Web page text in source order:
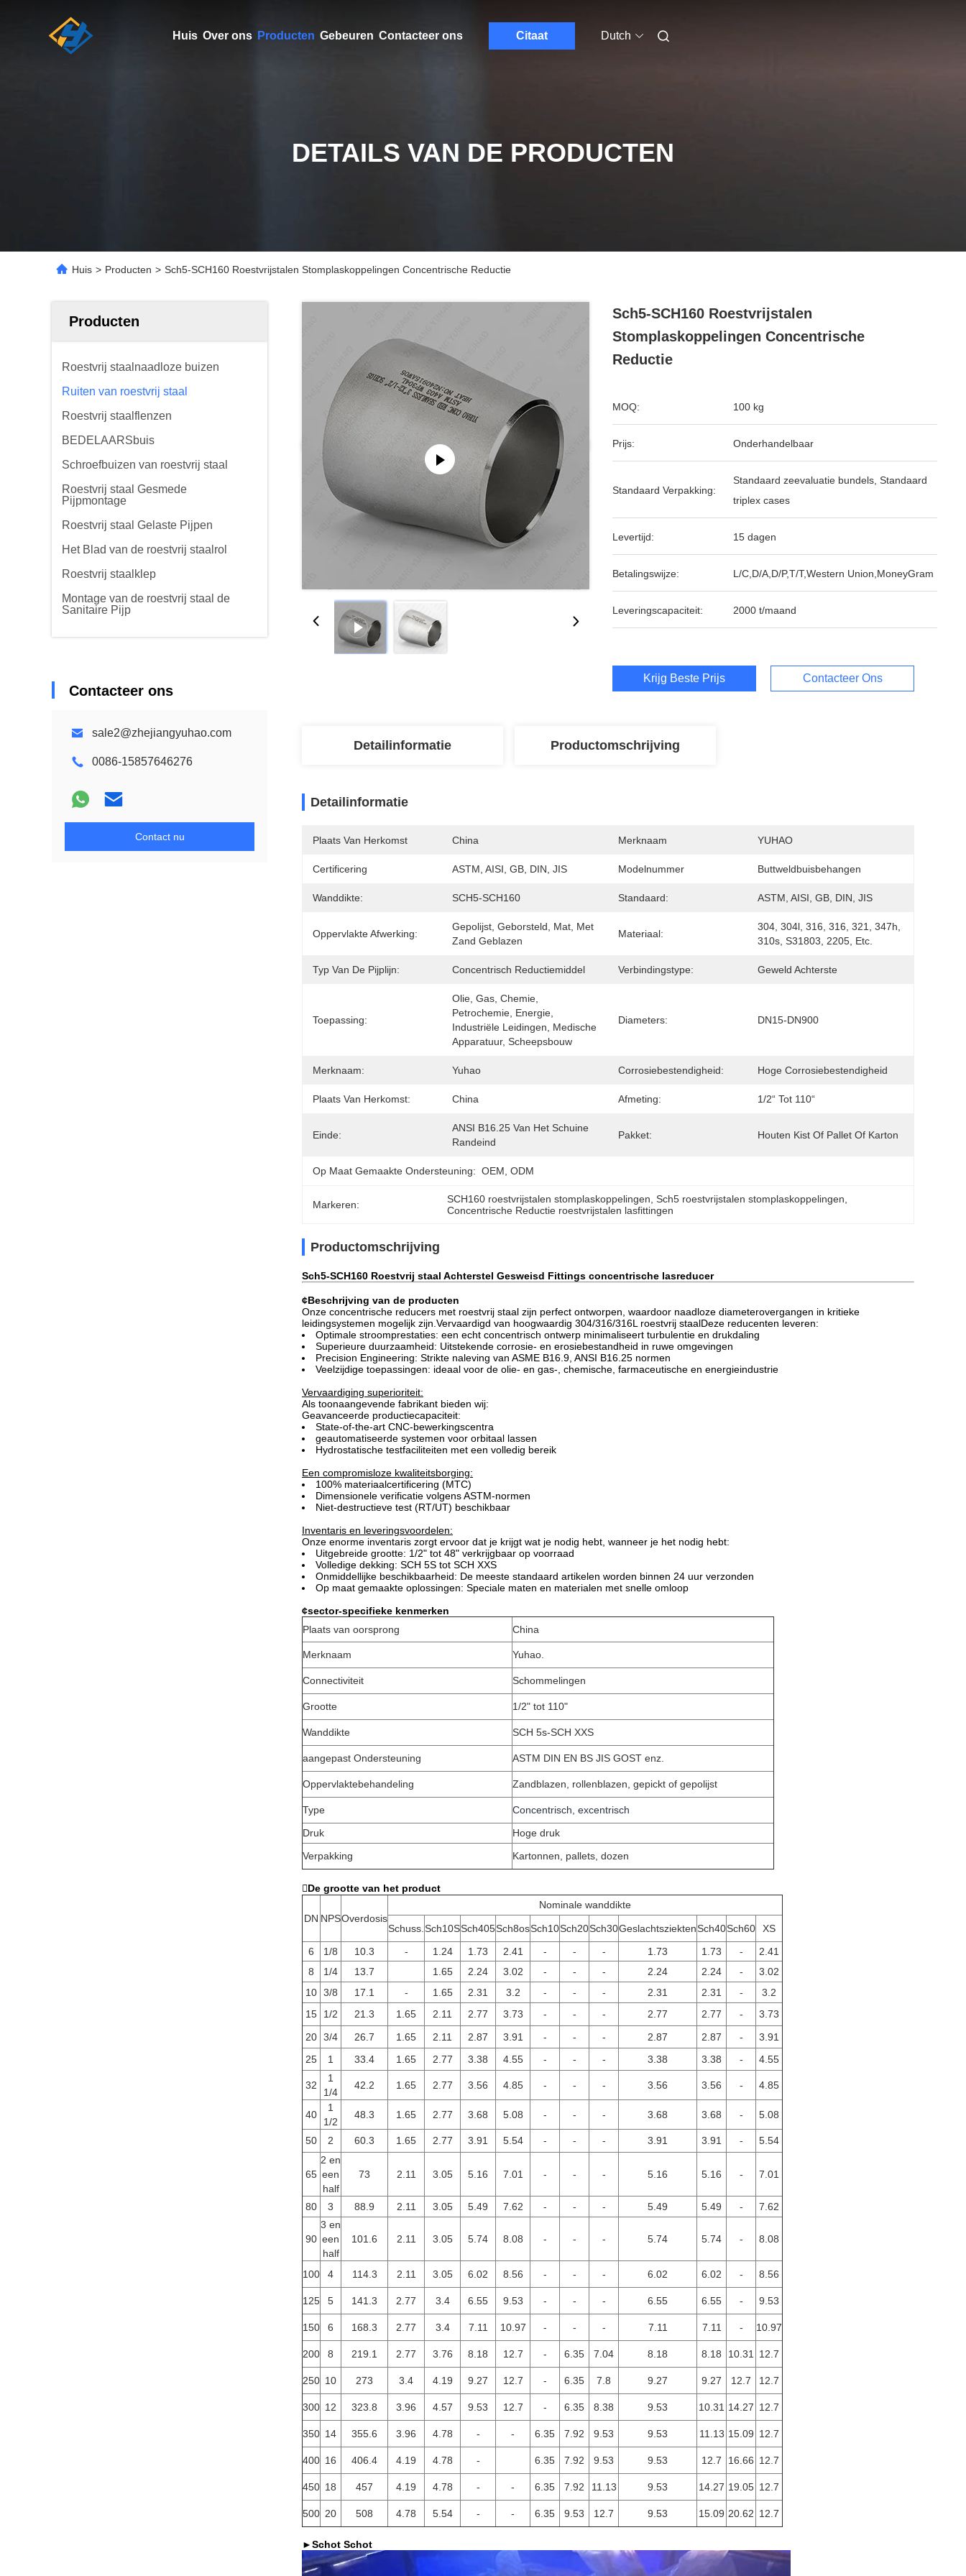
Huis Over ons Producten Gebeuren Contacteer ons Citaat Dutch
DETAILS VAN DE PRODUCTEN
Huis > Producten > Sch5-SCH160 Roestvrijstalen Stomplaskoppelingen Concentrische Reductie
Producten
Roestvrij staalnaadloze buizen
Ruiten van roestvrij staal
Roestvrij staalflenzen
BEDELAARSbuis
Schroefbuizen van roestvrij staal
Roestvrij staal Gesmede
Pijpmontage
Roestvrij staal Gelaste Pijpen
Het Blad van de roestvrij staalrol
Roestvrij staalklep
Montage van de roestvrij staal de
Sanitaire Pijp
Contacteer ons
sale2@zhejiangyuhao.com
0086-15857646276
Contact nu
Sch5-SCH160 Roestvrijstalen
Stomplaskoppelingen Concentrische
Reductie
MOQ: 100 kg
Prijs: Onderhandelbaar
Standaard Verpakking:
Standaard zeevaluatie bundels, Standaard
triplex cases
Levertijd: 15 dagen
Betalingswijze: L/C,D/A,D/P,T/T,Western Union,MoneyGram
Leveringscapaciteit: 2000 t/maand
Krijg Beste Prijs Contacteer Ons
Detailinformatie Productomschrijving
Detailinformatie
Plaats Van Herkomst China Merknaam YUHAO
Certificering ASTM, AISI, GB, DIN, JIS Modelnummer Buttweldbuisbehangen
Wanddikte: SCH5-SCH160 Standaard: ASTM, AISI, GB, DIN, JIS
Oppervlakte Afwerking:
Gepolijst, Geborsteld, Mat, Met
Zand Geblazen
Materiaal:
304, 304l, 316, 316, 321, 347h,
310s, S31803, 2205, Etc.
Typ Van De Pijplijn: Concentrisch Reductiemiddel Verbindingstype: Geweld Achterste
Toepassing:
Olie, Gas, Chemie,
Petrochemie, Energie,
Industriële Leidingen, Medische
Apparatuur, Scheepsbouw
Diameters: DN15-DN900
Merknaam: Yuhao Corrosiebestendigheid: Hoge Corrosiebestendigheid
Plaats Van Herkomst: China Afmeting: 1/2“ Tot 110“
Einde:
ANSI B16.25 Van Het Schuine
Randeind
Pakket: Houten Kist Of Pallet Of Karton
Op Maat Gemaakte Ondersteuning: OEM, ODM
Markeren: SCH160 roestvrijstalen stomplaskoppelingen , Sch5 roestvrijstalen stomplaskoppelingen
Concentrische Reductie roestvrijstalen lasfittingen
Productomschrijving
Sch5-SCH160 Roestvrij staal Achterstel Gesweisd Fittings concentrische lasreducer
¢Beschrijving van de producten
Onze concentrische reducers met roestvrij staal zijn perfect ontworpen, waardoor naadloze diameterovergangen in kritieke
leidingsystemen mogelijk zijn.Vervaardigd van hoogwaardig 304/316/316L roestvrij staalDeze reducenten leveren:
Optimale stroomprestaties: een echt concentrisch ontwerp minimaliseert turbulentie en drukdaling
Superieure duurzaamheid: Uitstekende corrosie- en erosiebestandheid in ruwe omgevingen
Precision Engineering: Strikte naleving van ASME B16.9, ANSI B16.25 normen
Veelzijdige toepassingen: ideaal voor de olie- en gas-, chemische, farmaceutische en energieindustrie
Vervaardiging superioriteit:
Als toonaangevende fabrikant bieden wij:
Geavanceerde productiecapaciteit:
State-of-the-art CNC-bewerkingscentra
geautomatiseerde systemen voor orbitaal lassen
Hydrostatische testfaciliteiten met een volledig bereik
Een compromisloze kwaliteitsborging:
100% materiaalcertificering (MTC)
Dimensionele verificatie volgens ASTM-normen
Niet-destructieve test (RT/UT) beschikbaar
Inventaris en leveringsvoordelen:
Onze enorme inventaris zorgt ervoor dat je krijgt wat je nodig hebt, wanneer je het nodig hebt:
Uitgebreide grootte: 1/2" tot 48" verkrijgbaar op voorraad
Volledige dekking: SCH 5S tot SCH XXS
Onmiddellijke beschikbaarheid: De meeste standaard artikelen worden binnen 24 uur verzonden
Op maat gemaakte oplossingen: Speciale maten en materialen met snelle omloop
¢sector-specifieke kenmerken
Plaats van oorsprong
China
Merknaam Yuhao.
Connectiviteit Schommelingen
Grootte 1/2" tot 110"
Wanddikte SCH 5s-SCH XXS
aangepast Ondersteuning ASTM DIN EN BS JIS GOST enz.
Oppervlaktebehandeling Zandblazen, rollenblazen, gepickt of gepolijst
Type
Concentrisch, excentrisch
Druk
Hoge druk
Verpakking
Kartonnen, pallets, dozen
De grootte van het product
DN NPSOverdosis
Nominale wanddikte
Schuss. Sch10SSch405Sch8osSch10Sch20Sch30GeslachtsziektenSch40Sch60
XS
6
1/8 10.3 - 1.24 1.73 2.41 - - - 1.73 1.73 -
2.41
8
1/4 13.7 1.65 2.24 3.02 - - - 2.24 2.24 -
3.02
10 3/8 17.1 - 1.65 2.31 3.2 - - - 2.31 2.31 -
3.2
15
1/2 21.3 1.65 2.11 2.77 3.73 - - - 2.77 2.77 -
3.73
20 3/4 26.7 1.65 2.11 2.87 3.91 - - - 2.87 2.87 -
3.91
25
1 33.4 1.65 2.77 3.38 4.55 - - - 3.38 3.38 - 4.55
32
1
1/4
42.2 1.65 2.77 3.56 4.85 - - - 3.56 3.56 - 4.85
40
1
1/2
48.3 1.65 2.77 3.68 5.08 - - - 3.68 3.68 - 5.08
50 2 60.3 1.65 2.77 3.91 5.54 - - - 3.91 3.91 - 5.54
65
2 en
een
half
73 2.11 3.05 5.16 7.01 - - - 5.16 5.16 - 7.01
80 3 88.9 2.11 3.05 5.49 7.62 - - - 5.49 5.49 - 7.62
90
3 en
een
half
101.6 2.11 3.05 5.74 8.08 - - - 5.74 5.74 - 8.08
100 4 114.3 2.11 3.05 6.02 8.56 - - - 6.02 6.02 - 8.56
125 5 141.3 2.77 3.4 6.55 9.53 - - - 6.55 6.55 - 9.53
150 6 168.3 2.77 3.4 7.11 10.97 - - - 7.11 7.11 - 10.97
200 8 219.1 2.77 3.76 8.18 12.7 - 6.35 7.04 8.18 8.18 10.31 12.7
250 10 273 3.4 4.19 9.27 12.7 - 6.35 7.8 9.27 9.27 12.7 12.7
300 12 323.8 3.96 4.57 9.53 12.7 - 6.35 8.38 9.53 10.31 14.27 12.7
350 14 355.6 3.96 4.78 - - 6.35 7.92 9.53 9.53 11.13 15.09 12.7
400 16 406.4 4.19 4.78 - 6.35 7.92 9.53 9.53 12.7 16.66 12.7
450 18 457 4.19 4.78 - - 6.35 7.92 11.13 9.53 14.27 19.05 12.7
500 20 508 4.78 5.54 - - 6.35 9.53 12.7 9.53 15.09 20.62 12.7
►Schot Schot